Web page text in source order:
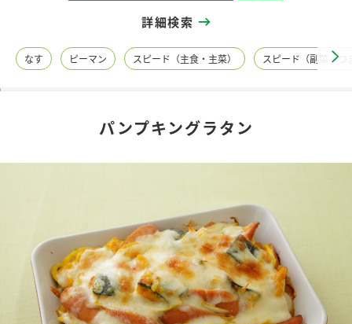
レシピ名特集
調味酢
お酢ドリンク ぽん酢
キャンペーン情報
ブランド・スペシャルサイト
詳細検索
なす ピーマン スピード（主食・主菜） スピード（副菜・つ
パンプキングラタン